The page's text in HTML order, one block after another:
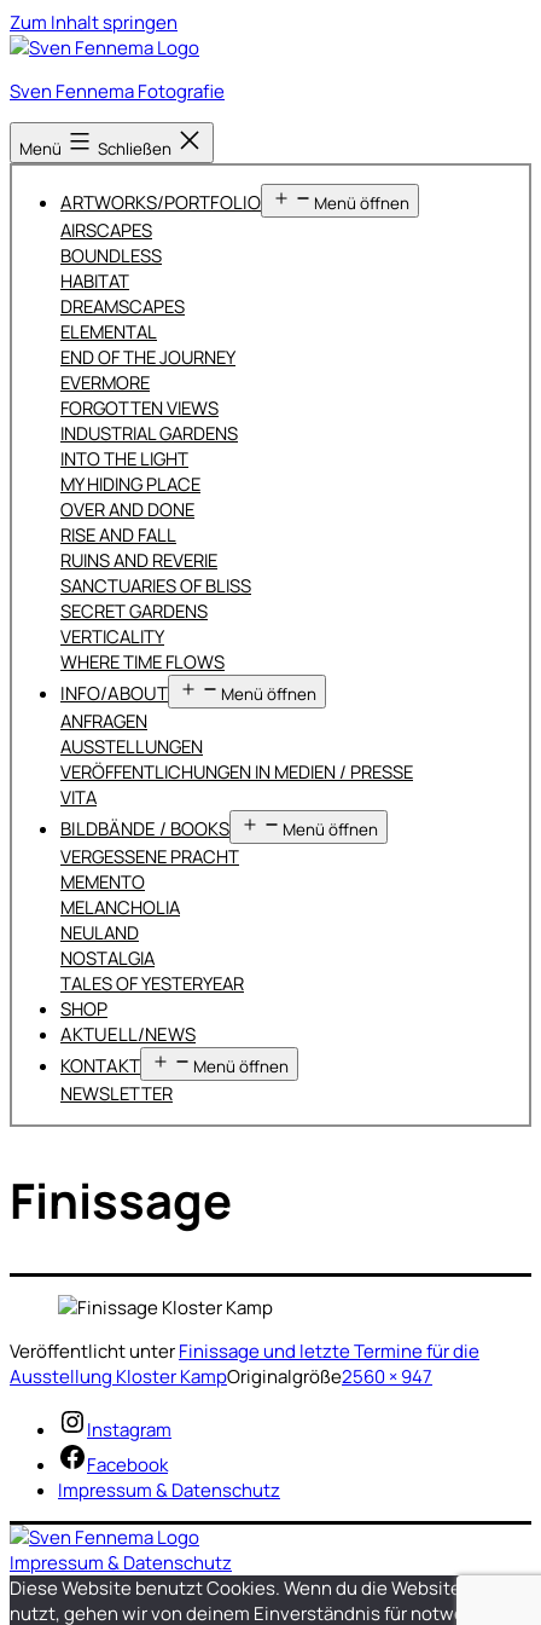
Zum Inhalt springen
Sven Fennema Fotografie
Menü Schließen
ARTWORKS/PORTFOLIO Menü öffnen
AIRSCAPES
BOUNDLESS
HABITAT
DREAMSCAPES
ELEMENTAL
END OF THE JOURNEY
EVERMORE
FORGOTTEN VIEWS
INDUSTRIAL GARDENS
INTO THE LIGHT
MY HIDING PLACE
OVER AND DONE
RISE AND FALL
RUINS AND REVERIE
SANCTUARIES OF BLISS
SECRET GARDENS
VERTICALITY
WHERE TIME FLOWS
INFO/ABOUT Menü öffnen
ANFRAGEN
AUSSTELLUNGEN
VERÖFFENTLICHUNGEN IN MEDIEN / PRESSE
VITA
BILDBÄNDE / BOOKS Menü öffnen
VERGESSENE PRACHT
MEMENTO
MELANCHOLIA
NEULAND
NOSTALGIA
TALES OF YESTERYEAR
SHOP
AKTUELL/NEWS
KONTAKT
Menü öffnen
NEWSLETTER
Finissage
Veröffentlicht unterFinissage und letzte Termine für die
Ausstellung Kloster KampOriginalgröße2560 × 947
Instagram
Facebook
Impressum & Datenschutz
Impressum & Datenschutz
Diese Website benutzt Cookies. Wenn du die Website weiter
nutzt, gehen wir von deinem Einverständnis für notwendige